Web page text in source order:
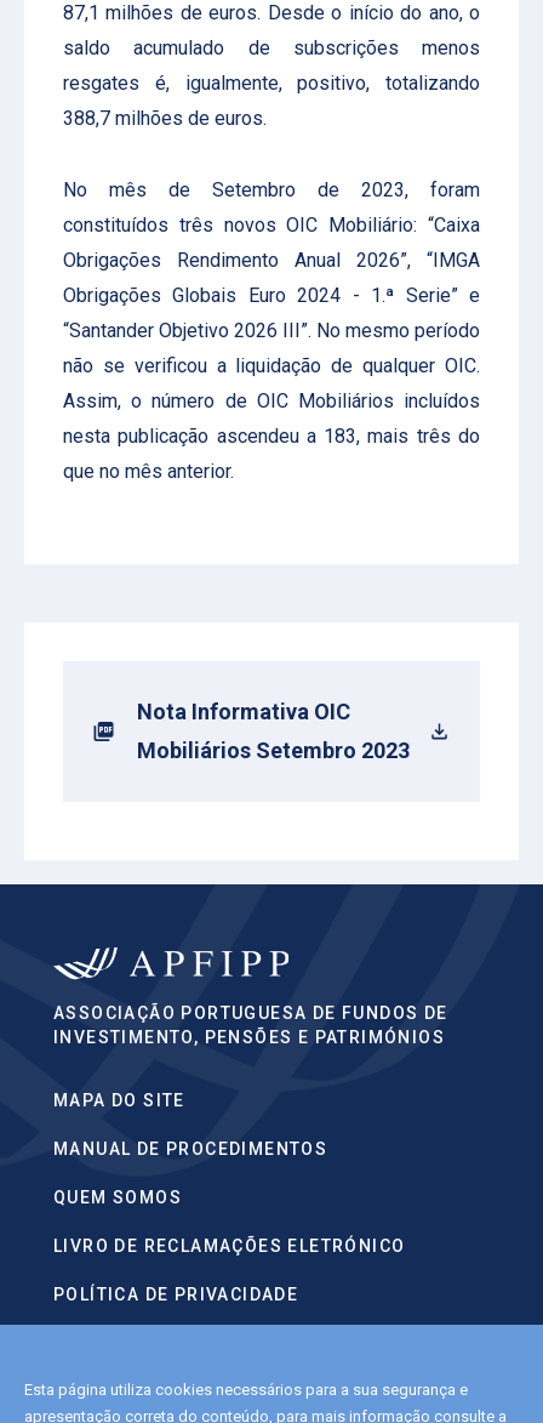
87,1 milhões de euros. Desde o início do ano, o
saldo acumulado de subscrições menos
resgates é, igualmente, positivo, totalizando
388,7 milhões de euros.
No mês de Setembro de 2023, foram
constituídos três novos OIC Mobiliário: “Caixa
Obrigações Rendimento Anual 2026”, “IMGA
Obrigações Globais Euro 2024 - 1.ª Serie” e
“Santander Objetivo 2026 III”. No mesmo período
não se verificou a liquidação de qualquer OIC.
Assim, o número de OIC Mobiliários incluídos
nesta publicação ascendeu a 183, mais três do
que no mês anterior.
Nota Informativa OIC
Mobiliários Setembro 2023
Esta página utiliza cookies necessários para a sua segurança e
apresentação correta do conteúdo, para mais informação consulte a
ASSOCIAÇÃO PORTUGUESA DE FUNDOS DE
INVESTIMENTO, PENSÕES E PATRIMÓNIOS
MAPA DO SITE
MANUAL DE PROCEDIMENTOS
QUEM SOMOS
LIVRO DE RECLAMAÇÕES ELETRÓNICO
POLÍTICA DE PRIVACIDADE
POLÍTICA DE COOKIES